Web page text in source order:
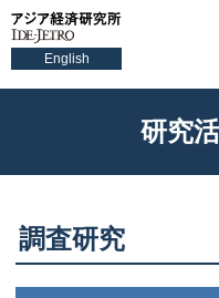
English
研究
調査研究